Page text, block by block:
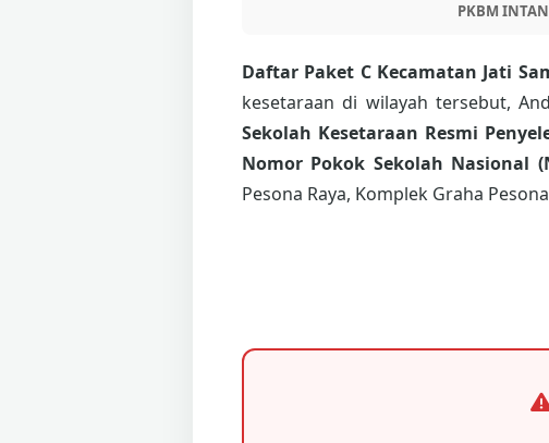
PKBM INTAN
Daftar Paket C Kecamatan Jati
kesetaraan di wilayah tersebut,
Sekolah Kesetaraan Resmi
Nomor Pokok Sekolah Nasional
Pesona Raya, Komplek Graha